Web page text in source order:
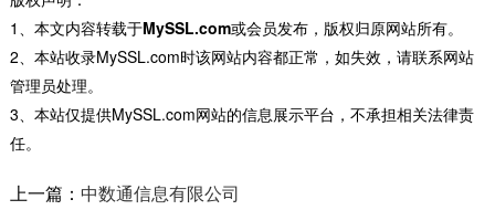
1、本文内容转载于MySSL.com或会员发布，版权归原网站所有。
2、本站收录MySSL.com时该网站内容都正常，如失效，请联系网站
管理员处理。
3、本站仅提供MySSL.com网站的信息展示平台，不承担相关法律责
任。
上一篇： 中数通信息有限公司